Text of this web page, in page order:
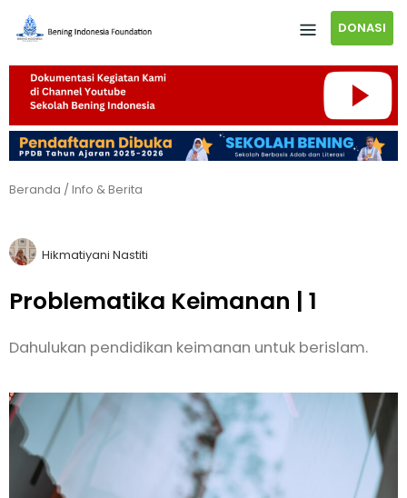
DONASI
Beranda /Info & Berita
Hikmatiyani Nastiti
Problematika Keimanan | 1
Dahulukan pendidikan keimanan untuk berislam.